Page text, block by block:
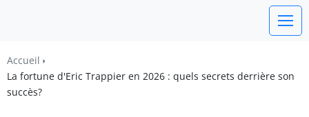
BUSINESS INSIGHTS FOR FRANCE
Accueil
La fortune d'Eric Trappier en 2026 : quels secrets derrière son
succès?